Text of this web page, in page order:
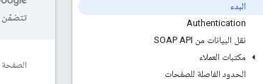
البدء
Authentication
نقل البيانات من SOAP API
مكتبات العملاء
الحدود الفاصلة للصفحات
تتضمّن
الصفحة